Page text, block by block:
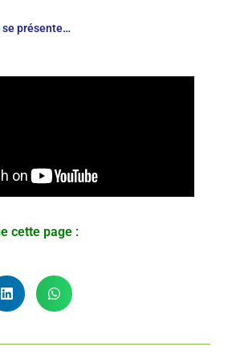
se présente…
cette page :